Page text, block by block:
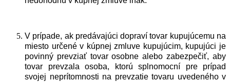
V prípade, ak predávajúci dopraví tovar kupujúcemu na
miesto určené v kúpnej zmluve kupujúcim, kupujúci je
povinný prevziať tovar osobne alebo zabezpečiť, aby
tovar prevzala osoba, ktorú splnomocní pre prípad
svojej neprítomnosti na prevzatie tovaru uvedeného v